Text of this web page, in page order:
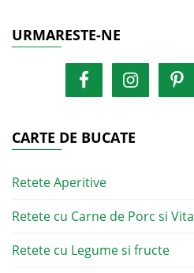
URMARESTE-NE
CARTE DE BUCATE
Retete Aperitive
Retete cu Carne de Porc si Vita
Retete cu Legume si fructe